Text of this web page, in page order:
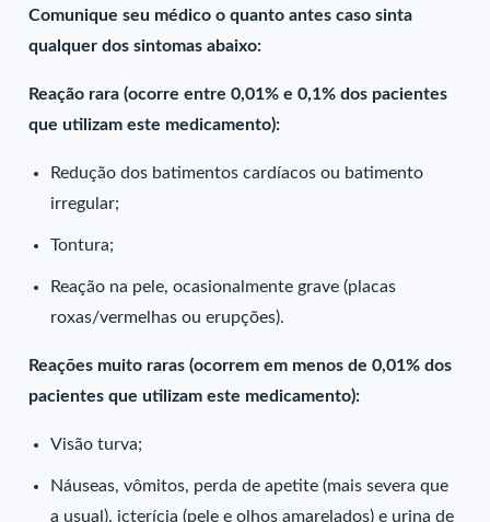
Comunique seu médico o quanto antes caso sinta
qualquer dos sintomas abaixo:
Reação rara (ocorre entre 0,01% e 0,1% dos pacientes
que utilizam este medicamento):
Redução dos batimentos cardíacos ou batimento
irregular;
Tontura;
Reação na pele, ocasionalmente grave (placas
roxas/vermelhas ou erupções).
Reações muito raras (ocorrem em menos de 0,01% dos
pacientes que utilizam este medicamento):
Visão turva;
Náuseas, vômitos, perda de apetite (mais severa que
a usual), icterícia (pele e olhos amarelados) e urina de